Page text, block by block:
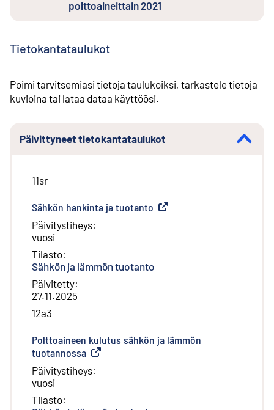
polttoaineittain 2021
Tietokantataulukot
Poimi tarvitsemiasi tietoja taulukoiksi, tarkastele tietoja
kuvioina tai lataa dataa käyttöösi.
Päivittyneet tietokantataulukot
11sr
Sähkön hankinta ja tuotanto Ulkoinen linkki
Päivitystiheys:
vuosi
Tilasto:
Sähkön ja lämmön tuotanto
Päivitetty:
27.11.2025
12a3
Polttoaineen kulutus sähkön ja lämmön
tuotannossa Ulkoinen linkki
Päivitystiheys:
vuosi
Tilasto: